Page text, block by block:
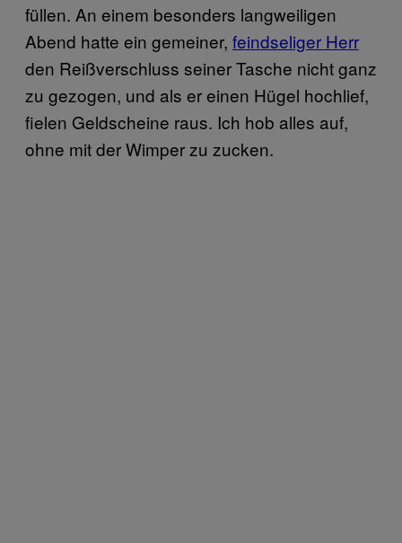
füllen. An einem besonders langweiligen
Abend hatte ein gemeiner, feindseliger Herr
den Reißverschluss seiner Tasche nicht ganz
zu gezogen, und als er einen Hügel hochlief,
fielen Geldscheine raus. Ich hob alles auf,
ohne mit der Wimper zu zucken.